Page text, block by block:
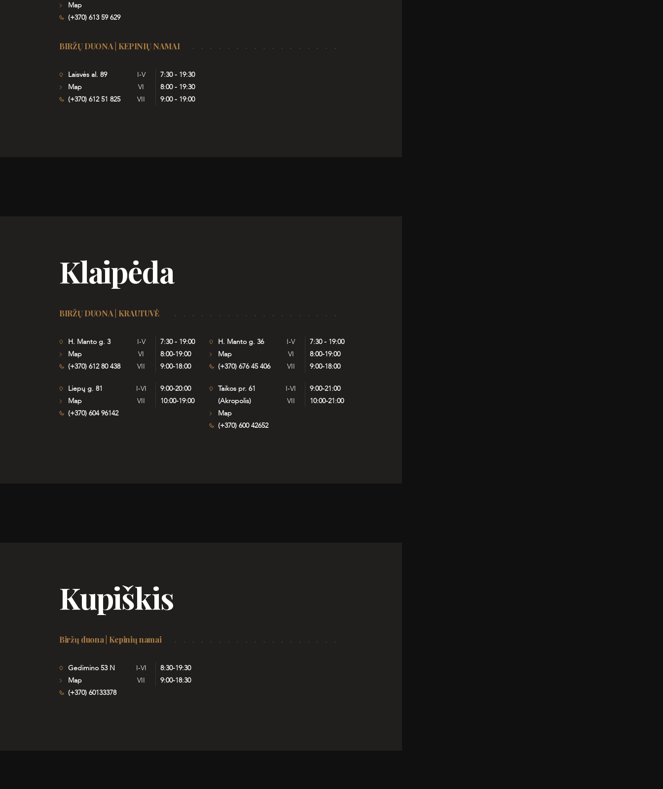
Map
(+370) 613 59 629
BIRŽŲ DUONA | KEPINIŲ NAMAI
Laisvės al. 89
Map
(+370) 612 51 825
I-V
7:30 - 19:30
VI
8:00 - 19:30
VII
9:00 - 19:00
Klaipėda
BIRŽŲ DUONA | KRAUTUVĖ
H. Manto g. 3
Map
(+370) 612 80 438
I-V
7:30 - 19:00
VI
8:00-19:00
VII
9:00-18:00
H. Manto g. 36
Map
(+370) 676 45 406
I-V
7:30 - 19:00
VI
8:00-19:00
VII
9:00-18:00
Liepų g. 81
Map
(+370) 604 96142
I-VI
9:00-20:00
VII
10:00-19:00
Taikos pr. 61
(Akropolis)
Map
(+370) 600 42652
I-VI
9:00-21:00
VII
10:00-21:00
Kupiškis
Biržų duona | Kepinių namai
Gedimino 53 N
Map
(+370) 60133378
I-VI
8:30-19:30
VII
9:00-18:30